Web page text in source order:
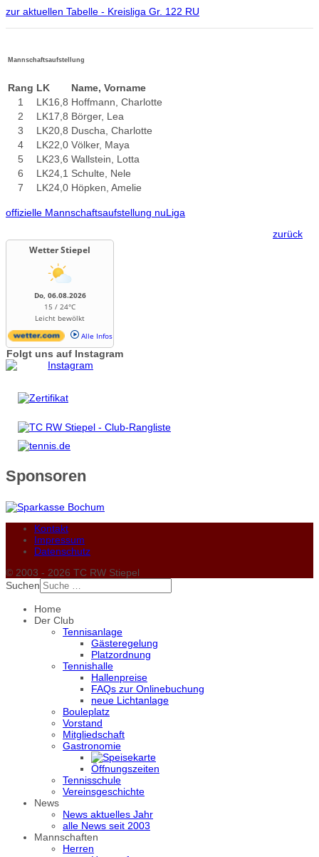
zur aktuellen Tabelle - Kreisliga Gr. 122 RU
Mannschaftsaufstellung
Rang LK
Name, Vorname
1
LK16,8 Hoffmann, Charlotte
2
LK17,8 Börger, Lea
3
LK20,8 Duscha, Charlotte
4
LK22,0 Völker, Maya
5
LK23,6 Wallstein, Lotta
6
LK24,1 Schulte, Nele
7
LK24,0 Höpken, Amelie
offizielle Mannschaftsaufstellung nuLiga
zurück
Wetter Stiepel
Do, 06.08.2026
15 / 24°C
Leicht bewölkt
Alle Infos
Folgt uns auf Instagram
Sponsoren
Kontakt
Impressum
Datenschutz
© 2003 - 2026 TC RW Stiepel
Suchen
Home
Der Club
Tennisanlage
Gästeregelung
Platzordnung
Tennishalle
Hallenpreise
FAQs zur Onlinebuchung
neue Lichtanlage
Bouleplatz
Vorstand
Mitgliedschaft
Gastronomie
Öffnungszeiten
Tennisschule
Vereinsgeschichte
News
News aktuelles Jahr
alle News seit 2003
Mannschaften
Herren